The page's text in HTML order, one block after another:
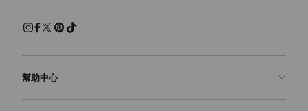
幫助中心